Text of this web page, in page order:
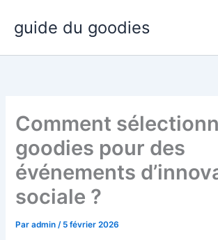
contenu
guide du goodies
Comment
goodies pour des
événements
sociale ?
Paradmin/ 5 février 2026